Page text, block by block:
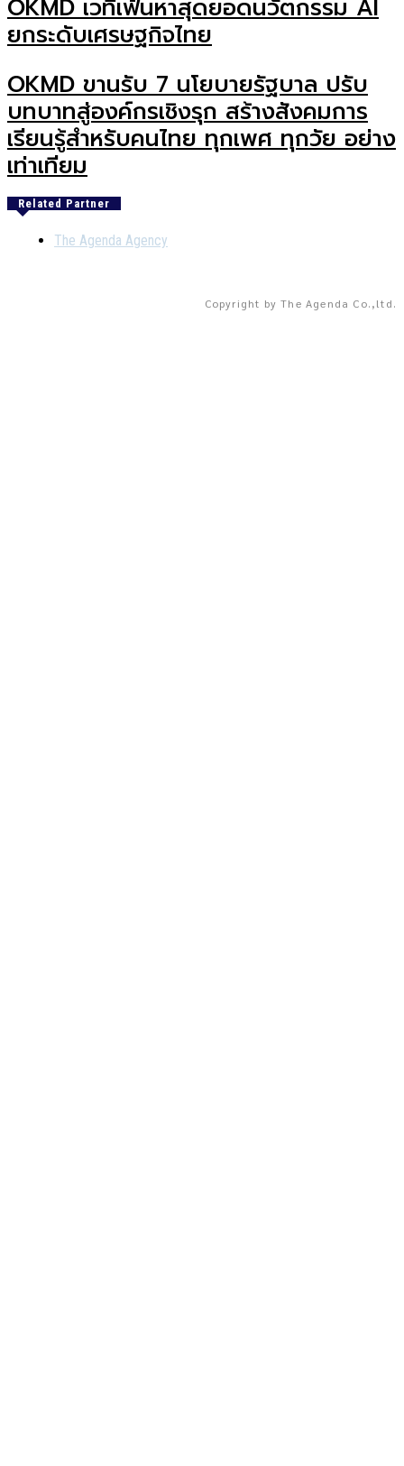
OKMD เวทีเฟ้นหาสุดยอดนวัตกรรม AI
ยกระดับเศรษฐกิจไทย
OKMD ขานรับ 7 นโยบายรัฐบาล ปรับ
บทบาทสู่องค์กรเชิงรุก สร้างสังคมการ
เรียนรู้สำหรับคนไทย ทุกเพศ ทุกวัย อย่าง
เท่าเทียม
Related Partner
The Agenda Agency
Copyright by The Agenda Co.,ltd.